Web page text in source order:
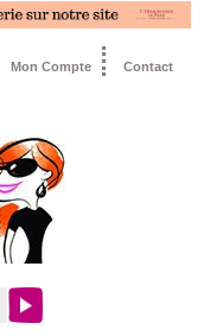
Contact
Mon Compte